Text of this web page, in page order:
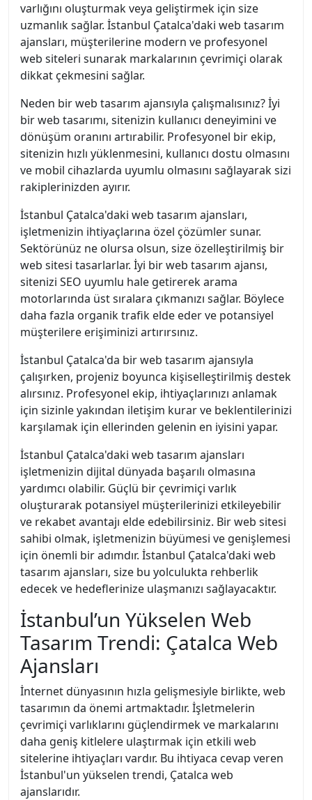
varlığını oluşturmak veya geliştirmek için size
uzmanlık sağlar. İstanbul Çatalca'daki web tasarım
ajansları, müşterilerine modern ve profesyonel
web siteleri sunarak markalarının çevrimiçi olarak
dikkat çekmesini sağlar.
Neden bir web tasarım ajansıyla çalışmalısınız? İyi
bir web tasarımı, sitenizin kullanıcı deneyimini ve
dönüşüm oranını artırabilir. Profesyonel bir ekip,
sitenizin hızlı yüklenmesini, kullanıcı dostu olmasını
ve mobil cihazlarda uyumlu olmasını sağlayarak sizi
rakiplerinizden ayırır.
İstanbul Çatalca'daki web tasarım ajansları,
işletmenizin ihtiyaçlarına özel çözümler sunar.
Sektörünüz ne olursa olsun, size özelleştirilmiş bir
web sitesi tasarlarlar. İyi bir web tasarım ajansı,
sitenizi SEO uyumlu hale getirerek arama
motorlarında üst sıralara çıkmanızı sağlar. Böylece
daha fazla organik trafik elde eder ve potansiyel
müşterilere erişiminizi artırırsınız.
İstanbul Çatalca'da bir web tasarım ajansıyla
çalışırken, projeniz boyunca kişiselleştirilmiş destek
alırsınız. Profesyonel ekip, ihtiyaçlarınızı anlamak
için sizinle yakından iletişim kurar ve beklentilerinizi
karşılamak için ellerinden gelenin en iyisini yapar.
İstanbul Çatalca'daki web tasarım ajansları
işletmenizin dijital dünyada başarılı olmasına
yardımcı olabilir. Güçlü bir çevrimiçi varlık
oluşturarak potansiyel müşterilerinizi etkileyebilir
ve rekabet avantajı elde edebilirsiniz. Bir web sitesi
sahibi olmak, işletmenizin büyümesi ve genişlemesi
için önemli bir adımdır. İstanbul Çatalca'daki web
tasarım ajansları, size bu yolculukta rehberlik
edecek ve hedeflerinize ulaşmanızı sağlayacaktır.
İstanbul’un Yükselen Web
Tasarım Trendi: Çatalca Web
Ajansları
İnternet dünyasının hızla gelişmesiyle birlikte, web
tasarımın da önemi artmaktadır. İşletmelerin
çevrimiçi varlıklarını güçlendirmek ve markalarını
daha geniş kitlelere ulaştırmak için etkili web
sitelerine ihtiyaçları vardır. Bu ihtiyaca cevap veren
İstanbul'un yükselen trendi, Çatalca web
ajanslarıdır.